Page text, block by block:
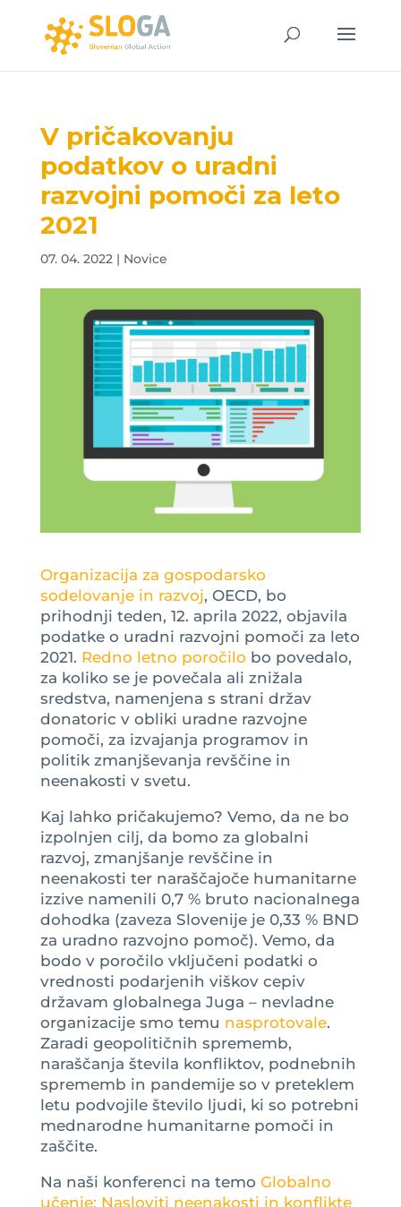
V pričakovanju
podatkov o uradni
razvojni pomoči za leto
2021
07. 04. 2022| Novice
Organizacija za gospodarsko
sodelovanje in razvoj, OECD, bo
prihodnji teden, 12. aprila 2022, objavila
podatke o uradni razvojni pomoči za leto
2021. Redno letno poročilo bo povedalo,
za koliko se je povečala ali znižala
sredstva, namenjena s strani držav
donatoric v obliki uradne razvojne
pomoči, za izvajanja programov in
politik zmanjševanja revščine in
neenakosti v svetu.
Kaj lahko pričakujemo? Vemo, da ne bo
izpolnjen cilj, da bomo za globalni
razvoj, zmanjšanje revščine in
neenakosti ter naraščajoče humanitarne
izzive namenili 0,7 % bruto nacionalnega
dohodka (zaveza Slovenije je 0,33 % BND
za uradno razvojno pomoč). Vemo, da
bodo v poročilo vključeni podatki o
vrednosti podarjenih viškov cepiv
državam globalnega Juga – nevladne
organizacije smo temu nasprotovale.
Zaradi geopolitičnih sprememb,
naraščanja števila konfliktov, podnebnih
sprememb in pandemije so v preteklem
letu podvojile število ljudi, ki so potrebni
mednarodne humanitarne pomoči in
zaščite.
Na naši konferenci na temo Globalno
učenje: Nasloviti neenakosti in konflikte